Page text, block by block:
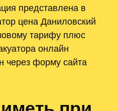
представлена в
цена Даниловский
тарифу плюс
онлайн
через форму сайта